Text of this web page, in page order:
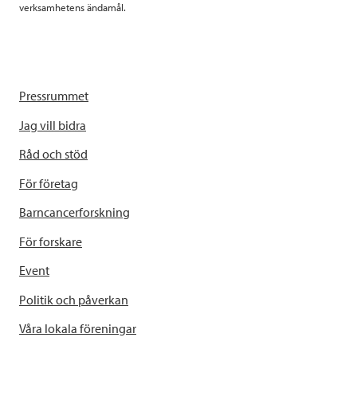
verksamhetens ändamål.
Pressrummet
Jag vill bidra
Råd och stöd
För företag
Barncancerforskning
För forskare
Event
Politik och påverkan
Våra lokala föreningar